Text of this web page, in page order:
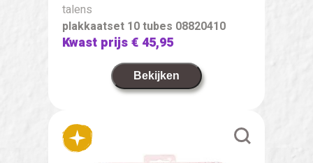
talens
plakkaatset 10 tubes 08820410
Kwast prijs€ 45,95
Bekijken